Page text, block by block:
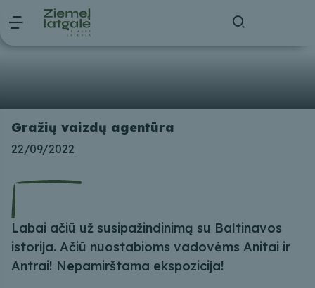
Gražių vaizdų agentūra
22/09/2022
Labai ačiū už susipažindinimą su Baltinavos
istorija. Ačiū nuostabioms vadovėms Anitai ir
Antrai! Nepamirštama ekspozicija!